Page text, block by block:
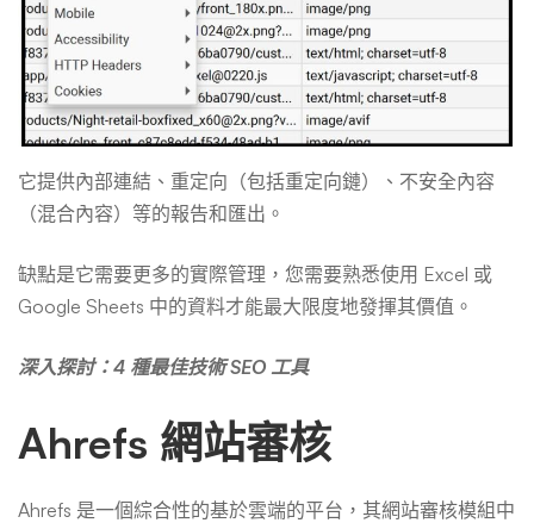
它提供內部連結、重定向（包括重定向鏈）、不安全內容
（混合內容）等的報告和匯出。
缺點是它需要更多的實際管理，您需要熟悉使用 Excel 或
Google Sheets 中的資料才能最大限度地發揮其價值。
深入探討：4 種最佳技術 SEO 工具
Ahrefs 網站審核
Ahrefs 是一個綜合性的基於雲端的平台，其網站審核模組中